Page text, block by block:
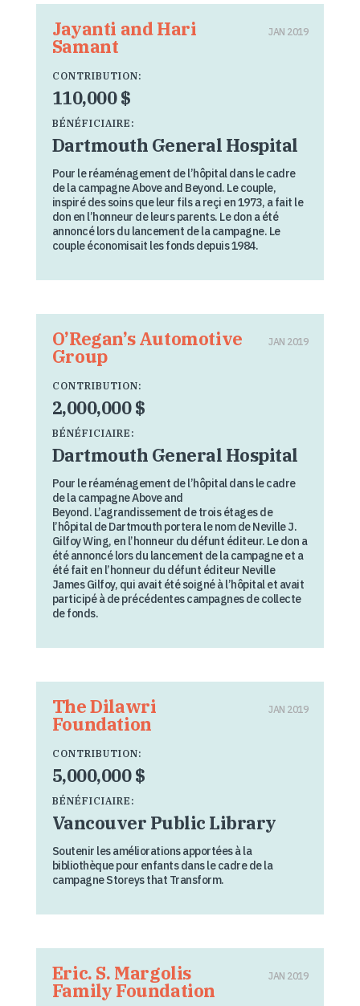
Jayanti and Hari
Samant
JAN 2019
CONTRIBUTION:
110,000 $
BÉNÉFICIAIRE:
Dartmouth General Hospital
Pour le réaménagement de l’hôpital dans le cadre
de la campagne Above and Beyond. Le couple,
inspiré des soins que leur fils a reçi en 1973, a fait le
don en l’honneur de leurs parents. Le don a été
annoncé lors du lancement de la campagne. Le
couple économisait les fonds depuis 1984.
O’Regan’s Automotive
Group
JAN 2019
CONTRIBUTION:
2,000,000 $
BÉNÉFICIAIRE:
Dartmouth General Hospital
Pour le réaménagement de l’hôpital dans le cadre
de la campagne Above and
Beyond. L’agrandissement de trois étages de
l’hôpital de Dartmouth portera le nom de Neville J.
Gilfoy Wing, en l’honneur du défunt éditeur. Le don a
été annoncé lors du lancement de la campagne et a
été fait en l’honneur du défunt éditeur Neville
James Gilfoy, qui avait été soigné à l’hôpital et avait
participé à de précédentes campagnes de collecte
de fonds.
The Dilawri
Foundation
JAN 2019
CONTRIBUTION:
5,000,000 $
BÉNÉFICIAIRE:
Vancouver Public Library
Soutenir les améliorations apportées à la
bibliothèque pour enfants dans le cadre de la
campagne Storeys that Transform.
Eric. S. Margolis
Family Foundation
JAN 2019